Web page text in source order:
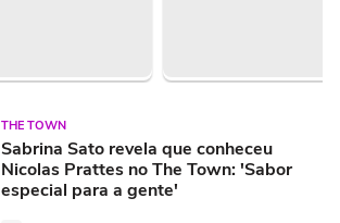
THE TOWN
Sabrina Sato revela que conheceu
Nicolas Prattes no The Town: 'Sabor
especial para a gente'